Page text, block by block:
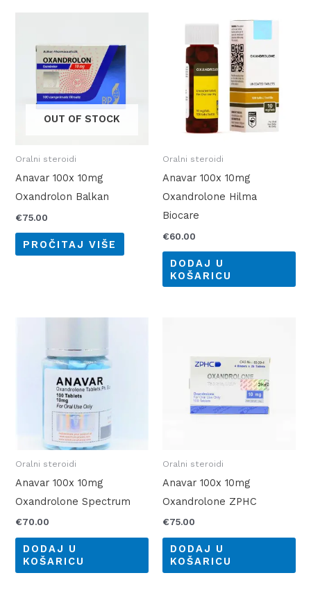
OUT OF STOCK
Oralni steroidi
Anavar 100x 10mg
Oxandrolon Balkan
€75.00
PROČITAJ VIŠE
Oralni steroidi
Anavar 100x 10mg
Oxandrolone Hilma
Biocare
€60.00
DODAJ U
KOŠARICU
Oralni steroidi
Anavar 100x 10mg
Oxandrolone Spectrum
€70.00
DODAJ U
KOŠARICU
Oralni steroidi
Anavar 100x 10mg
Oxandrolone ZPHC
€75.00
DODAJ U
KOŠARICU